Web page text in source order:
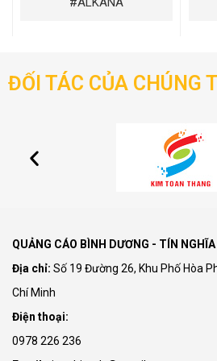
ĐỐI TÁC CỦA CHÚNG
QUẢNG CÁO BÌNH DƯƠNG - TÍN NGHĨA
Địa chỉ: Số 19 Đường 26, Khu Phố Hòa
Chí Minh
Điện thoại:
0978 226 236